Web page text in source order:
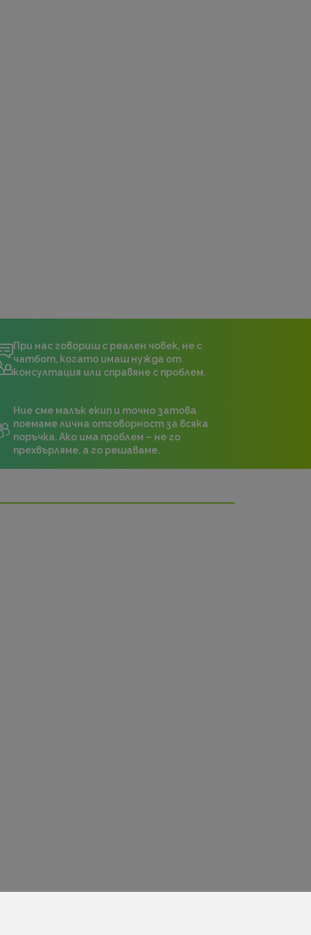
При нас говориш с реален човек, не с
чатбот, когато имаш нужда от
консултация или справяне с проблем.
Ние сме малък екип и точно затова
поемаме лична отговорност за всяка
поръчка. Ако има проблем – не го
прехвърляме, а го решаваме.